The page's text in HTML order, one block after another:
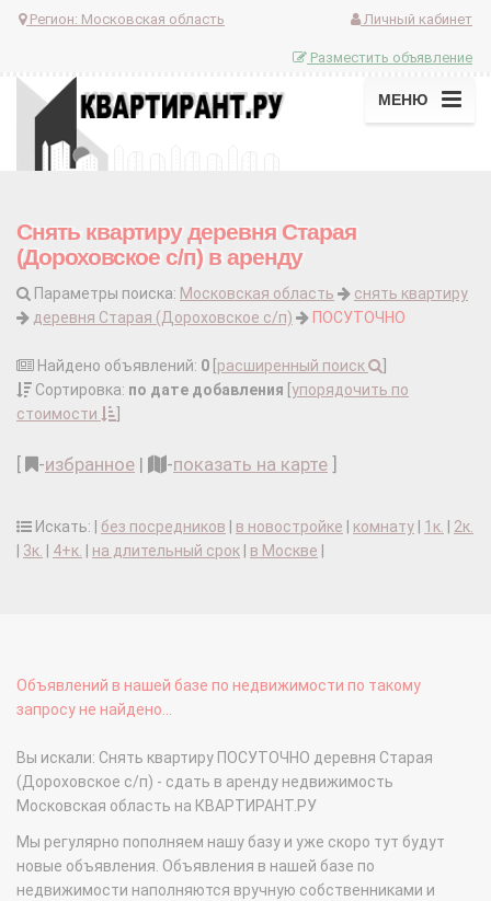
Регион: Московская область Личный кабинет
Разместить объявление
МЕНЮ
Снять квартиру деревня Старая
(Дороховское с/п) в аренду
Параметры поиска: Московская область
снять квартиру
деревня Старая (Дороховское с/п)
ПОСУТОЧНО
Найдено объявлений: 0 расширенный поиск
Сортировка: по дате добавления упорядочить по
стоимости
-избранное | -показать на карте
Искать: | без посредников в новостройке комнату 1к.
2к.
3к. 4+к. на длительный срок в Москве
Объявлений в нашей базе по недвижимости по такому
запросу не найдено...
Вы искали: Снять квартиру ПОСУТОЧНО деревня Старая
(Дороховское с/п) - сдать в аренду недвижимость
Московская область на КВАРТИРАНТ.РУ
Мы регулярно пополняем нашу базу и уже скоро тут будут
новые объявления. Объявления в нашей базе по
недвижимости наполняются вручную собственниками и